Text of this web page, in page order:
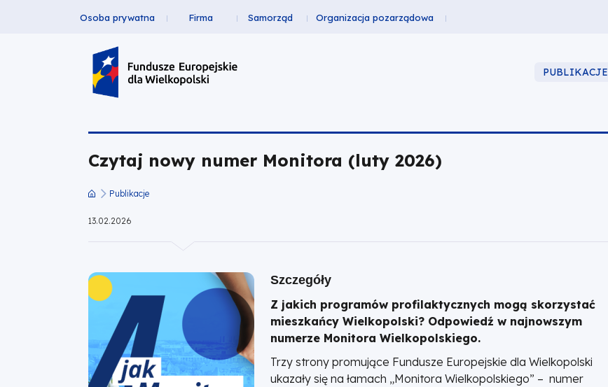
Monitora
Fundusze
Europejskie
Wielkopolski
Header
Top
Osoba prywatna Firma Samorząd Organizacja pozarządowa
PUBLIKACJE
Czytaj nowy numer Monitora (luty 2026)
nawigacyjna
Publikacje
13.02.2026
Szczegóły
Z jakich programów profilaktycznych mogą skorzystać
mieszkańcy Wielkopolski? Odpowiedź w najnowszym
numerze Monitora Wielkopolskiego.
Trzy strony promujące Fundusze Europejskie dla Wielkopolski
ukazały się na łamach „Monitora Wielkopolskiego” – numer